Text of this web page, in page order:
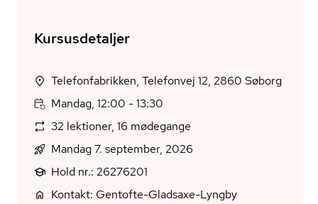
Kursusdetaljer
Telefonfabrikken, Telefonvej 12, 2860 Søborg
Mandag, 12:00 - 13:30
32 lektioner, 16 mødegange
Mandag 7. september, 2026
Hold nr.: 26276201
Kontakt: Gentofte-Gladsaxe-Lyngby